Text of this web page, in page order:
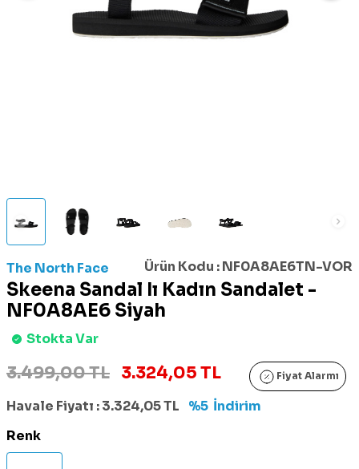
The North Face Ürün Kodu :NF0A8AE6TN-VOR
Skeena Sandal Iı Kadın Sandalet -
NF0A8AE6 Siyah
Stokta Var
3.499,00 TL 3.324,05 TL Fiyat Alarmı
Havale Fiyatı :3.324,05TL %5 İndirim
Renk